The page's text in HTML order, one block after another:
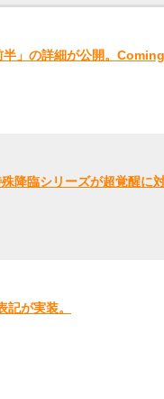
」の詳細が公開。
降臨シリーズが超覚醒に
が実装。